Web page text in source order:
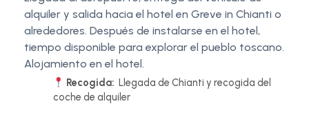
alquiler y salida hacia el hotel en Greve in Chianti o
alrededores. Después de instalarse en el hotel,
tiempo disponible para explorar el pueblo toscano.
Alojamiento en el hotel.
Recogida: Llegada de Chianti y recogida del
coche de alquiler